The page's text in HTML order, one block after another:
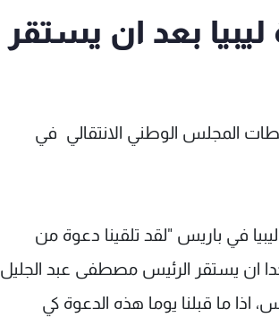
بعد ان يستقر
المجلس الوطني الانتقالي في
في باريس "لقد تلقينا دعوة من
ان يستقر الرئيس مصطفى عبد الجليل
اذا ما قبلنا يوما هذه الدعوة كي